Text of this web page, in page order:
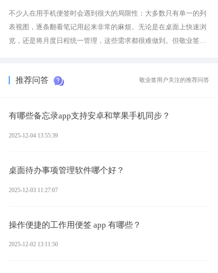
不少人在用手机便签时会遇到很大的局限性：大多数只有单一的列
表视图，逐条翻看笔记用起来非常的麻烦。无论是在桌面上快速浏
览，还是将月度日程统一管理，这些需求都很难做到。但敬业签作
推荐问答 敬业签用户关注的推荐问答
有哪些备忘录app支持安卓和苹果手机同步？
2025-12-04 13:55:39
桌面待办事项管理软件哪个好？
2025-12-03 11:27:07
操作便捷的工作用便签 app 有哪些？
2025-12-02 13:11:50